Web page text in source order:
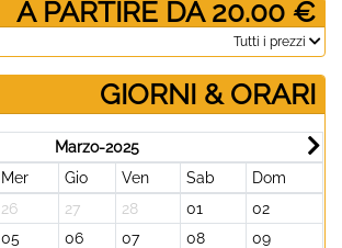
­ A PARTIRE DA 20.00 €
­Tutti i prezzi
GIORNI & ORARI
Marzo-2025
Mer Gio Ven Sab
Dom
26 27 28 01
02
05 06 07 08
09